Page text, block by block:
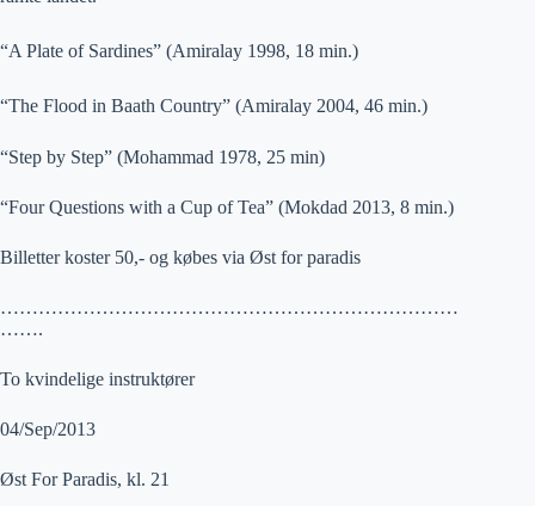
“A Plate of Sardines” (Amiralay 1998, 18 min.)
“The Flood in Baath Country” (Amiralay 2004, 46 min.)
“Step by Step” (Mohammad 1978, 25 min)
“Four Questions with a Cup of Tea” (Mokdad 2013, 8 min.)
Billetter koster 50,- og købes via Øst for paradis
………………………………………………………………
…….
To kvindelige instruktører
04/Sep/2013
Øst For Paradis, kl. 21